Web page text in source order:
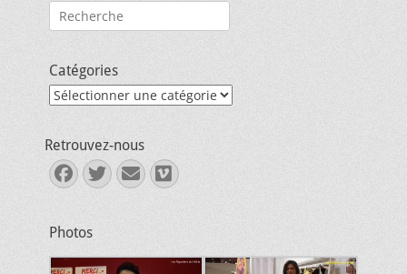
Rechercher :
Catégories
Catégories
Retrouvez-nous
Facebook
Twitter
E-
mail
Vimeo
Photos